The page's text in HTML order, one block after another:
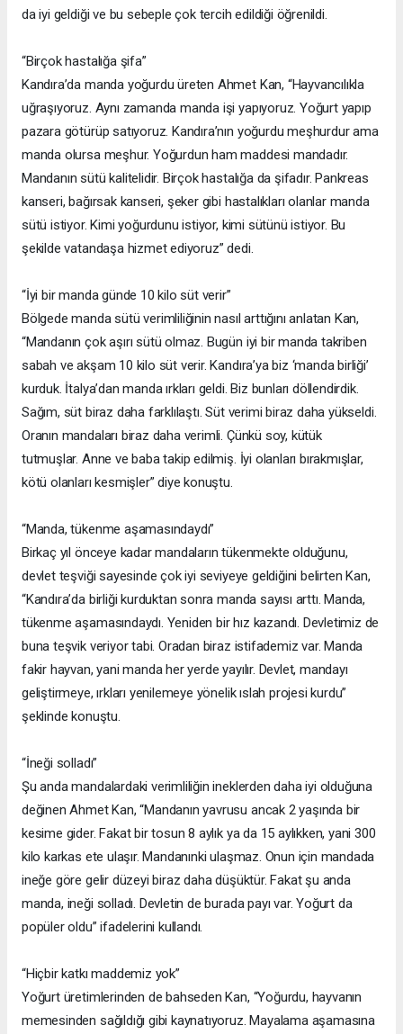
da iyi geldiği ve bu sebeple çok tercih edildiği öğrenildi.
“Birçok hastalığa şifa”
Kandıra’da manda yoğurdu üreten Ahmet Kan, “Hayvancılıkla
uğraşıyoruz. Aynı zamanda manda işi yapıyoruz. Yoğurt yapıp
pazara götürüp satıyoruz. Kandıra’nın yoğurdu meşhurdur ama
manda olursa meşhur. Yoğurdun ham maddesi mandadır.
Mandanın sütü kalitelidir. Birçok hastalığa da şifadır. Pankreas
kanseri, bağırsak kanseri, şeker gibi hastalıkları olanlar manda
sütü istiyor. Kimi yoğurdunu istiyor, kimi sütünü istiyor. Bu
şekilde vatandaşa hizmet ediyoruz” dedi.
“İyi bir manda günde 10 kilo süt verir”
Bölgede manda sütü verimliliğinin nasıl arttığını anlatan Kan,
“Mandanın çok aşırı sütü olmaz. Bugün iyi bir manda takriben
sabah ve akşam 10 kilo süt verir. Kandıra’ya biz ‘manda birliği’
kurduk. İtalya’dan manda ırkları geldi. Biz bunları döllendirdik.
Sağım, süt biraz daha farklılaştı. Süt verimi biraz daha yükseldi.
Oranın mandaları biraz daha verimli. Çünkü soy, kütük
tutmuşlar. Anne ve baba takip edilmiş. İyi olanları bırakmışlar,
kötü olanları kesmişler” diye konuştu.
“Manda, tükenme aşamasındaydı”
Birkaç yıl önceye kadar mandaların tükenmekte olduğunu,
devlet teşviği sayesinde çok iyi seviyeye geldiğini belirten Kan,
“Kandıra’da birliği kurduktan sonra manda sayısı arttı. Manda,
tükenme aşamasındaydı. Yeniden bir hız kazandı. Devletimiz de
buna teşvik veriyor tabi. Oradan biraz istifademiz var. Manda
fakir hayvan, yani manda her yerde yayılır. Devlet, mandayı
geliştirmeye, ırkları yenilemeye yönelik ıslah projesi kurdu”
şeklinde konuştu.
“İneği solladı”
Şu anda mandalardaki verimliliğin ineklerden daha iyi olduğuna
değinen Ahmet Kan, “Mandanın yavrusu ancak 2 yaşında bir
kesime gider. Fakat bir tosun 8 aylık ya da 15 aylıkken, yani 300
kilo karkas ete ulaşır. Mandanınki ulaşmaz. Onun için mandada
ineğe göre gelir düzeyi biraz daha düşüktür. Fakat şu anda
manda, ineği solladı. Devletin de burada payı var. Yoğurt da
popüler oldu” ifadelerini kullandı.
“Hiçbir katkı maddemiz yok”
Yoğurt üretimlerinden de bahseden Kan, “Yoğurdu, hayvanın
memesinden sağıldığı gibi kaynatıyoruz. Mayalama aşamasına